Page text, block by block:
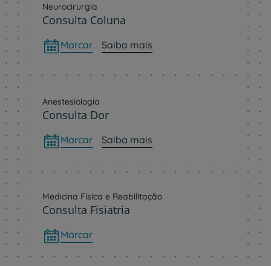
Neurocirurgia
Consulta Coluna
Marcar Saiba mais
Anestesiologia
Consulta Dor
Marcar Saiba mais
Medicina Física e Reabilitação
Consulta Fisiatria
Marcar